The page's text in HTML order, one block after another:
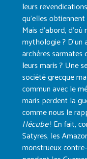
leurs
qu’elles
Mais d’abord,
mythologie ? D’un
archères
leurs maris ? Une
société grecque
commun avec le
maris perdent la
comme nous le
Hécube! En fait,
Satyres, les
monstrueux